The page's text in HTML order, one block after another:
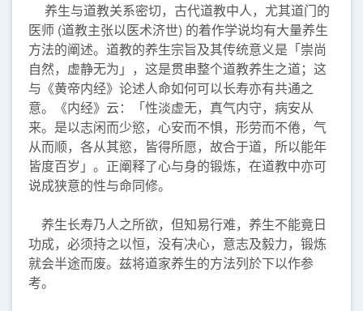
养生与道教关系密切，古代道教中人，尤其道门的
医师 (道教主张以医术济世) 的着作学说均有大量养生
方法的阐述。道教的养生宗旨及其传统意义是「崇尚
自然，虚静无为」，这是贯串整个道教养生之道；这
与《黄帝内经》论述人命如何可以长寿亦有共通之
意。《内经》云：「性淡虚无，真气内守，病安从
来。是以志闲而少慾，心安而不惧，形劳而不倦，气
从而顺，各从其慾，皆得所愿，故合于道，所以能年
皆度百岁」。正阐释了心与身的锻炼，在道教中亦可
说成狭意的性与命同修。
养生长寿乃人之所欲，但知易行难，养生不能竟日
功成，必须持之以恒，没有决心，意志及毅力，锻炼
就会半途而废。兹将道家养生的方法列於下以作参
考。